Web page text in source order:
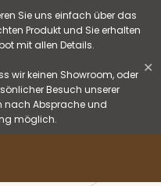
Sie uns einfach über das
Produkt und Sie erhalten
mit allen Details.
wir keinen Showroom, oder
Besuch unserer
nach Absprache und
möglich.
✕